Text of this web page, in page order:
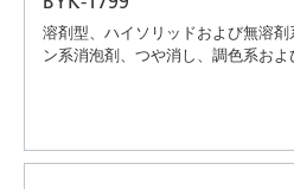
溶剤型、ハイソリッドおよび無溶剤
ン系消泡剤、つや消し、調色系お